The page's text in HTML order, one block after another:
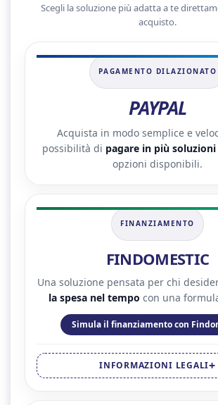
Scegli la soluzione più adatta a te
acquisto.
PAGAMENTO DILAZIONATO
PAYPAL
Acquista in modo semplice e
possibilità di pagare in più soluzioni
opzioni disponibili.
FINANZIAMENTO
FINDOMESTIC
Una soluzione pensata per chi
la spesa nel tempo con una
Simula il finanziamento con
INFORMAZIONI LEGALI